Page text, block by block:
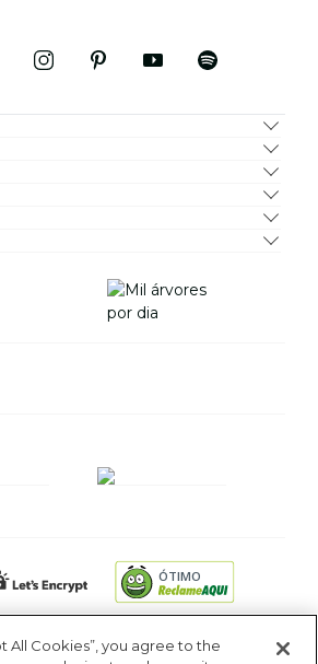
INDUSTRIA E COMERCIO DE
ÓTIMO
All Cookies”, you agree to the